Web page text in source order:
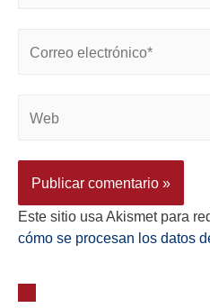
Este sitio usa Akismet para
cómo se procesan los datos